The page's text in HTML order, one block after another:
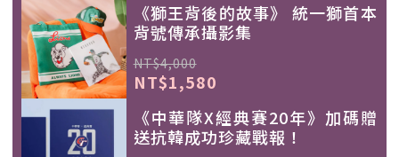
《獅王背後的故事》 統一獅首本
背號傳承攝影集
NT$4,000
NT$1,580
《中華隊X經典賽20年》加碼贈
送抗韓成功珍藏戰報！